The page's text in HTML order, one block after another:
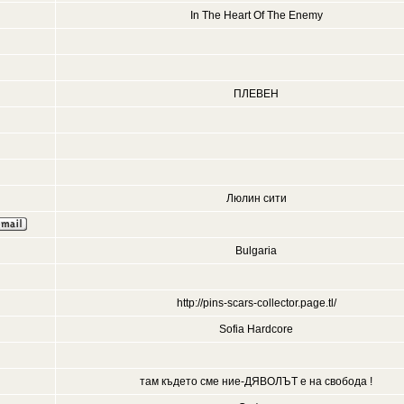
In The Heart Of The Enemy
ПЛЕВЕН
Люлин сити
Bulgaria
http://pins-scars-collector.page.tl/
Sofia Hardcore
там където сме ние-ДЯВОЛЪТ е на свобода !